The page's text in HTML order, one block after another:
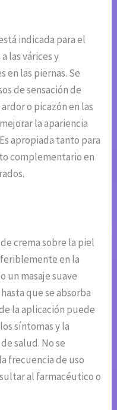
indicada para el
las várices y
en las piernas. Se
de sensación de
o picazón en las
la apariencia
apropiada tanto para
complementario en
crema sobre la piel
en la
un masaje suave
que se absorba
la aplicación puede
síntomas y la
salud. No se
frecuencia de uso
al farmacéutico o